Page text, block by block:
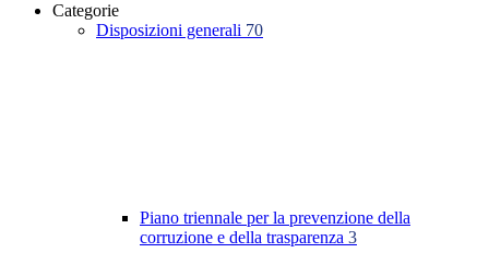
Categorie
Disposizioni generali 70
Piano triennale per la prevenzione della
corruzione e della trasparenza 3